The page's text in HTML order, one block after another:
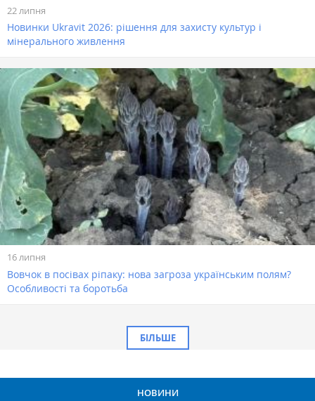
22 липня
Новинки Ukravit 2026: рішення для захисту культур і
мінерального живлення
16 липня
Вовчок в посівах ріпаку: нова загроза українським полям?
Особливості та боротьба
БІЛЬШЕ
НОВИНИ